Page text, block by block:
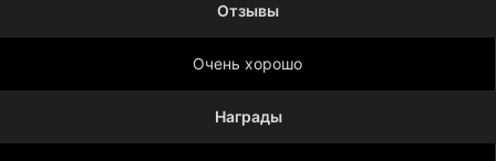
Отзывы
Очень хорошо
Награды